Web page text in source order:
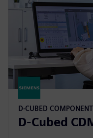
D-CUBED
D-Cubed